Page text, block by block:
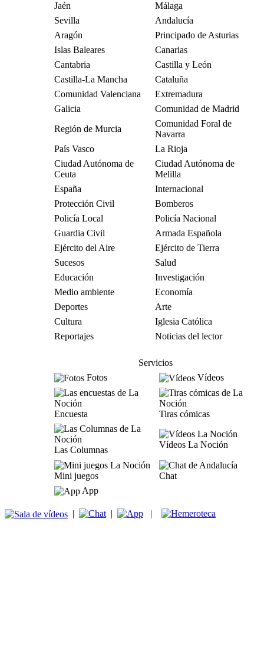
Jaén
Málaga
Sevilla
Andalucía
Aragón
Principado de Asturias
Islas Baleares
Canarias
Cantabria
Castilla y León
Castilla-La Mancha
Cataluña
Comunidad Valenciana
Extremadura
Galicia
Comunidad de Madrid
Región de Murcia
Comunidad Foral de
Navarra
País Vasco
La Rioja
Ciudad Autónoma de
Ceuta
Ciudad Autónoma de
Melilla
España
Internacional
Protección Civil
Bomberos
Policía Local
Policía Nacional
Guardia Civil
Armada Española
Ejército del Aire
Ejército de Tierra
Sucesos
Salud
Educación
Investigación
Medio ambiente
Economía
Deportes
Arte
Cultura
Iglesia Católica
Reportajes
Noticias del lector
Servicios
Fotos
Vídeos
Encuesta Tiras cómicas
Las Columnas
Vídeos La Noción
Mini juegos
Chat
App
| | |